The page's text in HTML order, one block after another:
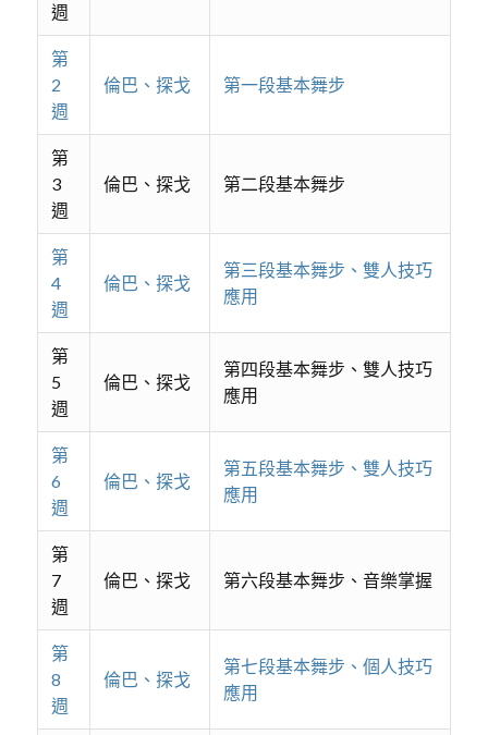
週
第
2
週
倫巴、探戈 第一段基本舞步
第
3
週
倫巴、探戈 第二段基本舞步
第
4
週
倫巴、探戈
第三段基本舞步、雙人技巧
應用
第
5
週
倫巴、探戈
第四段基本舞步、雙人技巧
應用
第
6
週
倫巴、探戈
第五段基本舞步、雙人技巧
應用
第
7
週
倫巴、探戈 第六段基本舞步、音樂掌握
第
8
週
倫巴、探戈
第七段基本舞步、個人技巧
應用